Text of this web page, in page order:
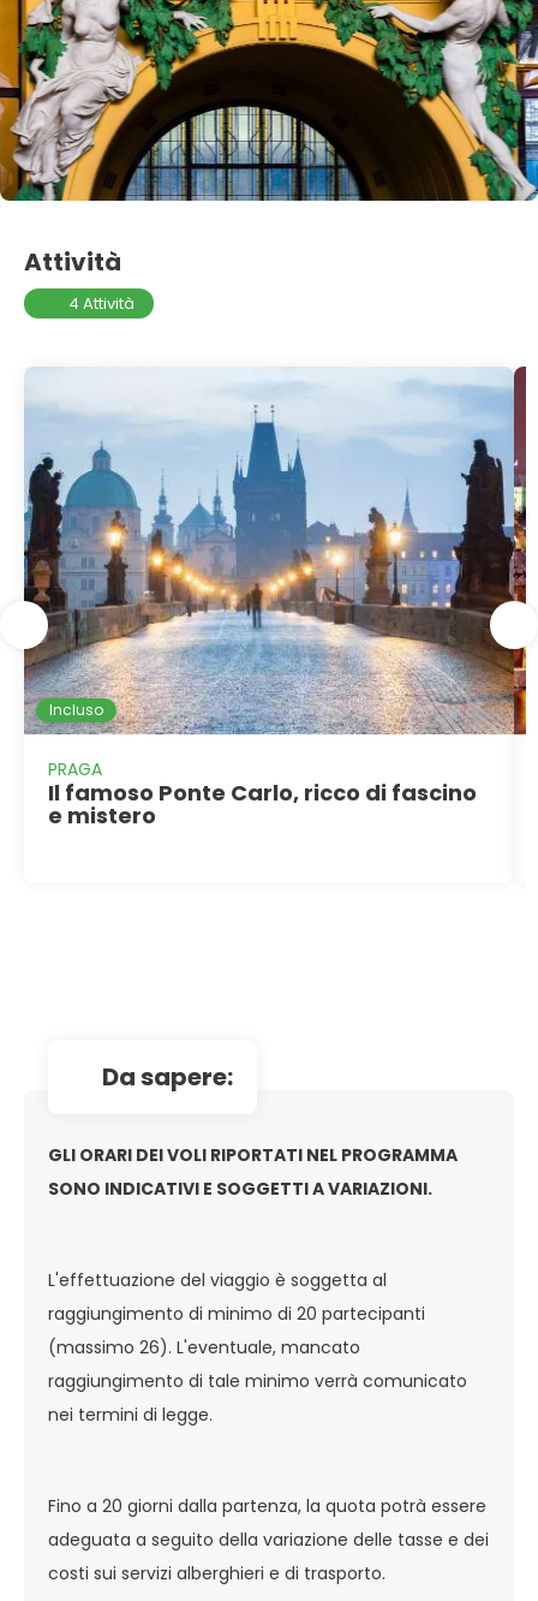
Attività
4 Attività
Incluso
PRAGA
Il famoso Ponte Carlo, ricco di fascino
e mistero
da sapere:
GLI ORARI DEI VOLI RIPORTATI NEL PROGRAMMA
SONO INDICATIVI E SOGGETTI A VARIAZIONI.
L'effettuazione del viaggio è soggetta al
raggiungimento di minimo di 20 partecipanti
(massimo 26). L'eventuale, mancato
raggiungimento di tale minimo verrà comunicato
nei termini di legge.
Fino a 20 giorni dalla partenza, la quota potrà essere
adeguata a seguito della variazione delle tasse e dei
costi sui servizi alberghieri e di trasporto.